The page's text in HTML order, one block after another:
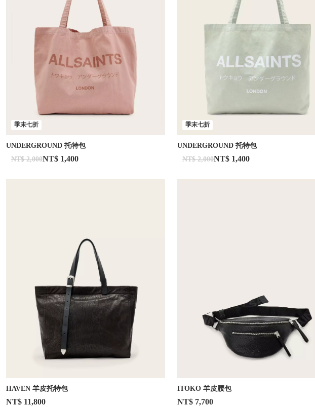
季末七折
UNDERGROUND 托特包
NT$ 2,000NT$ 1,400
季末七折
UNDERGROUND 托特包
NT$ 2,000NT$ 1,400
HAVEN 羊皮托特包
NT$ 11,800
ITOKO 羊皮腰包
NT$ 7,700